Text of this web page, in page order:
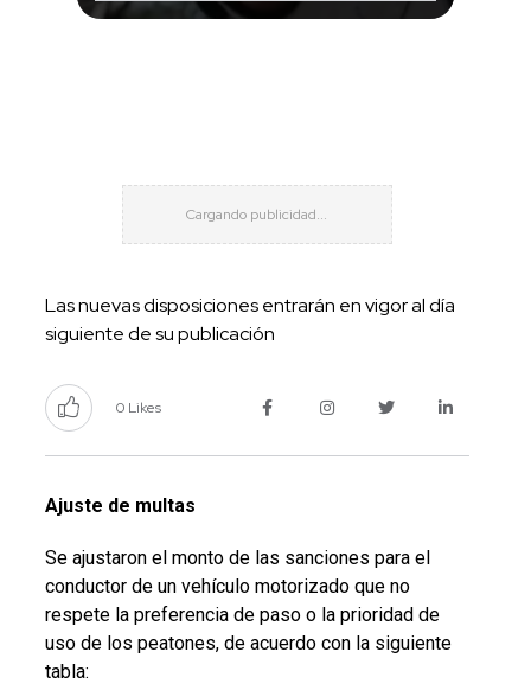
Las nuevas disposiciones entrarán en vigor al día
siguiente de su publicación
0 Likes
Ajuste de multas
Se ajustaron el monto de las sanciones para el
conductor de un vehículo motorizado que no
respete la preferencia de paso o la prioridad de
uso de los peatones, de acuerdo con la siguiente
tabla: